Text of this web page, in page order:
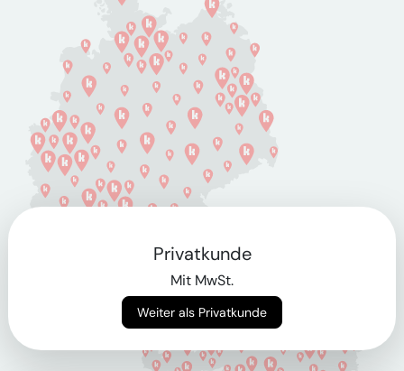
Privatkunde
Mit MwSt.
Weiter als Privatkunde